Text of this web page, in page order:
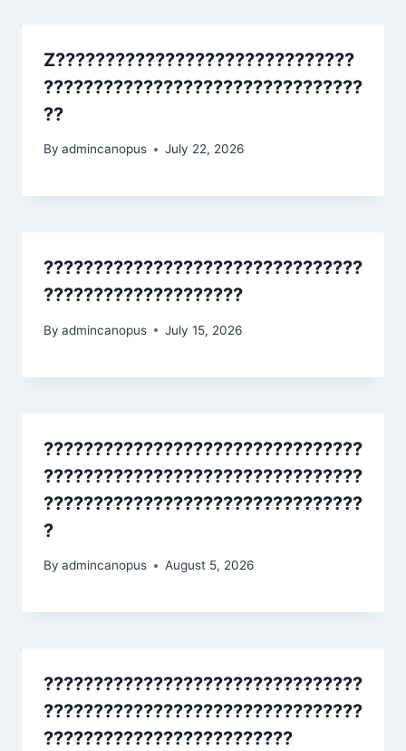
Z??????????????????????????????
????????????????????????????????
??
By admincanopus July 22, 2026
????????????????????????????????
????????????????????
By admincanopus July 15, 2026
????????????????????????????????
????????????????????????????????
????????????????????????????????
?
By admincanopus August 5, 2026
????????????????????????????????
????????????????????????????????
?????????????????????????